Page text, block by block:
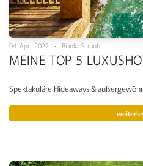
04. Apr.. 2022 • Bianka Straub
MEINE TOP 5
Spektakuläre Hideaways &